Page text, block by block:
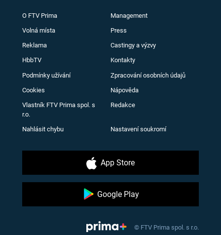
O FTV Prima Management
Volná místa Press
Reklama Castingy a výzvy
HbbTV Kontakty
Podmínky užívání Zpracování osobních údajů
Cookies Nápověda
Vlastník FTV Prima spol. s
r.o.
Redakce
Nahlásit chybu Nastavení soukromí
App Store
Google Play
© FTV Prima spol. s r.o.